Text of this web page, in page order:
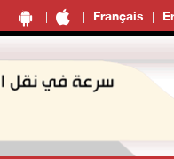
Français